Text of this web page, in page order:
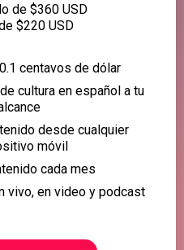
de $360 USD
$220 USD
centavos de dólar
cultura en español a tu
desde cualquier
móvil
cada mes
vivo, en video y podcast